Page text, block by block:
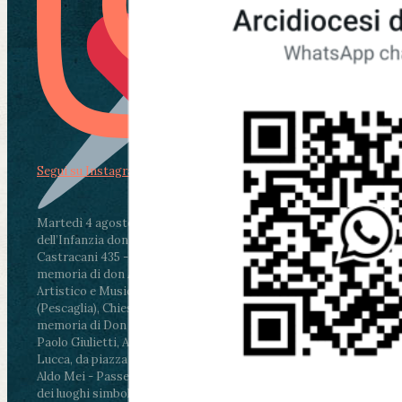
Martedì 4 agosto2026
ore 11:30 - Lucca, Scuola
dell’Infanzia don Aldo Mei - Viale Castruccio
Castracani 435 - Inaugurazione murales in
memoria di don Aldo Mei curato dal Liceo
Artistico e Musicale “Passaglia”
ore 18 - Fiano
(Pescaglia), Chiesa parrocchiale - Messa in
memoria di Don Aldo Mei celebrata da mons.
Paolo Giulietti, Arcivescovo di Lucca
ore 20.30 -
Lucca, da piazza San Michele al Cippo di don
Aldo Mei - Passeggiata della Memoria in alcuni
dei luoghi simbolo della città. Ritrovo alle ore
Segui su Instagram